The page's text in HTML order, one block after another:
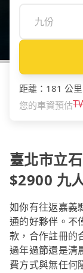
距離 ： 181 公里
您的車資預估
臺北市立
$2900 九
如你有往返嘉義
通的好夥伴。不
款，合作註冊的
過年過節還是清
費方式與無任何